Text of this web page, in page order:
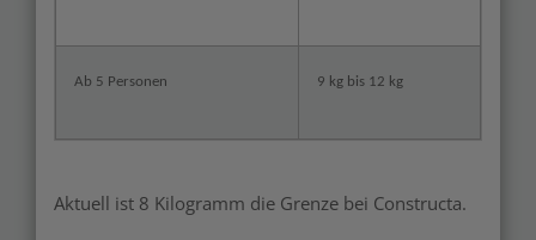
Ab 5 Personen 9 kg bis 12 kg
Aktuell ist 8 Kilogramm die Grenze bei Constructa.